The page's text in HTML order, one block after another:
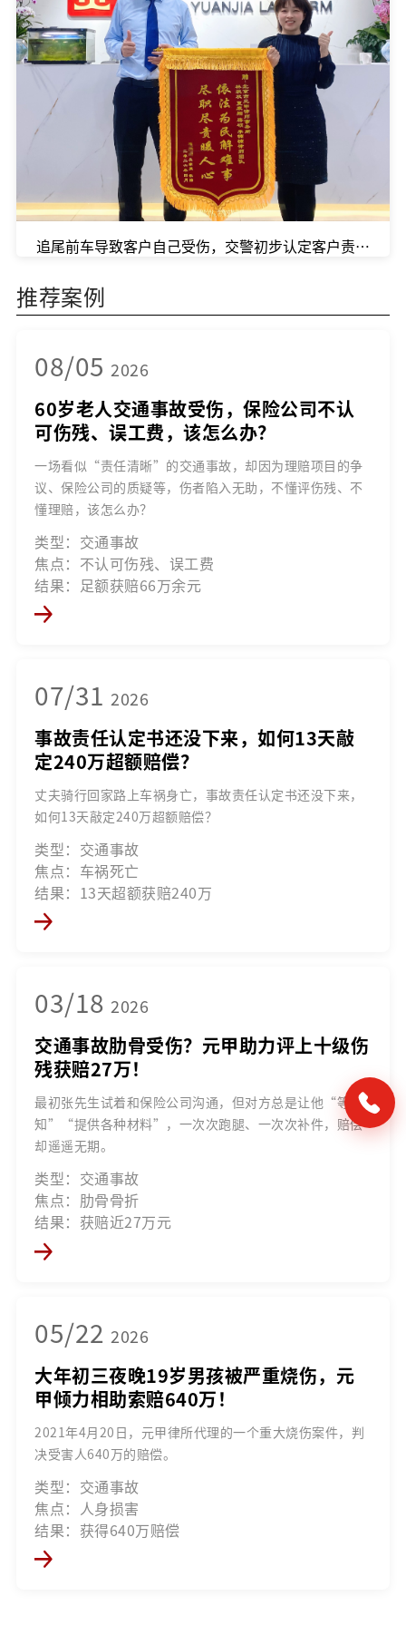
追尾前车导致客户自己受伤，交警初步认定客户责任比
推荐案例
08/05 2026
60岁老人交通事故受伤，保险公司不认
可伤残、误工费，该怎么办？
一场看似“责任清晰”的交通事故，却因为理赔项目的争
议、保险公司的质疑等，伤者陷入无助，不懂评伤残、不
懂理赔，该怎么办？
类型：交通事故
焦点：不认可伤残、误工费
结果：足额获赔66万余元
07/31 2026
事故责任认定书还没下来，如何13天敲
定240万超额赔偿？
丈夫骑行回家路上车祸身亡，事故责任认定书还没下来，
如何13天敲定240万超额赔偿？
类型：交通事故
焦点：车祸死亡
结果：13天超额获赔240万
03/18 2026
交通事故肋骨受伤？元甲助力评上十级伤
残获赔27万！
最初张先生试着和保险公司沟通，但对方总是让他“等通
知”“提供各种材料”，一次次跑腿、一次次补件，赔偿
却遥遥无期。
类型：交通事故
焦点：肋骨骨折
结果：获赔近27万元
05/22 2026
大年初三夜晚19岁男孩被严重烧伤，元
甲倾力相助索赔640万！
2021年4月20日，元甲律所代理的一个重大烧伤案件，判
决受害人640万的赔偿。
类型：交通事故
焦点：人身损害
结果：获得640万赔偿